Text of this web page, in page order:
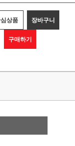
상품 장바구니
구매하기